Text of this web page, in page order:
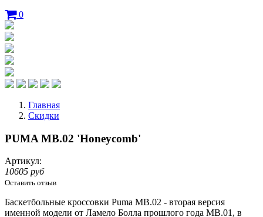
0
Главная
Скидки
PUMA MB.02 'Honeycomb'
Артикул:
10605 руб
Оставить отзыв
Баскетбольные кроссовки Puma MB.02 - вторая версия
именной модели от Ламело Болла прошлого года MB.01, в